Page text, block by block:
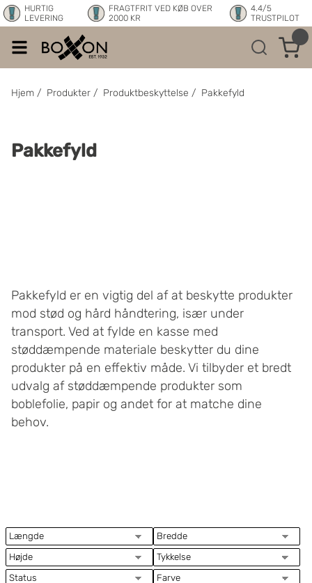
HURTIG
LEVERING
FRAGTFRIT VED KØB OVER
2000 KR
4.4/5
TRUSTPILOT
Hjem / Produkter / Produktbeskyttelse / Pakkefyld
Pakkefyld
Pakkefyld er en vigtig del af at beskytte produkter
mod stød og hård håndtering, især under
transport. Ved at fylde en kasse med
støddæmpende materiale beskytter du dine
produkter på en effektiv måde. Vi tilbyder et bredt
udvalg af støddæmpende produkter som
boblefolie, papir og andet for at matche dine
behov.